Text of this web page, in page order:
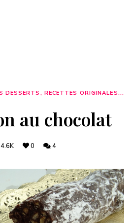
DESSERTS, RECETTES ORIGINALES...
au chocolat
4.6K 0 4